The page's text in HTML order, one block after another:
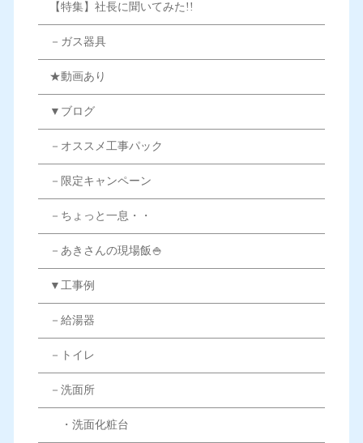
【特集】社長に聞いてみた!!
－ガス器具
★動画あり
▼ブログ
－オススメ工事パック
－限定キャンペーン
－ちょっと一息・・
－あきさんの現場飯🍚
▼工事例
－給湯器
－トイレ
－洗面所
・洗面化粧台